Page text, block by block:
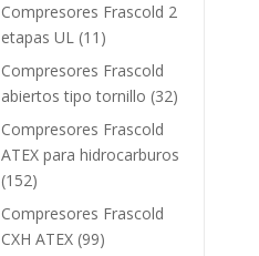
Compresores Frascold 2
etapas UL (11)
Compresores Frascold
abiertos tipo tornillo (32)
Compresores Frascold
ATEX para hidrocarburos
(152)
Compresores Frascold
CXH ATEX (99)